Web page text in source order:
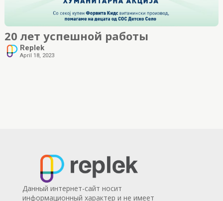
20 лет успешной работы
Replek
April 18, 2023
Данный интернет-сайт носит
информационный характер и не имеет